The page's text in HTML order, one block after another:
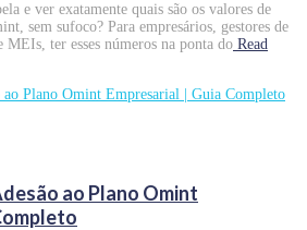
e ver exatamente quais são os valores de
sem sufoco? Para empresários, gestores de
ter esses números na ponta do Read
ao Plano Omint